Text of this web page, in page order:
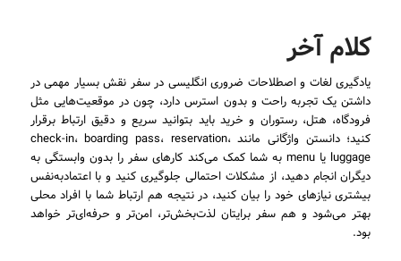
کلام آخر
یادگیری لغات و اصطلاحات ضروری انگلیسی در سفر نقش بسیار مهمی در
داشتن یک تجربه راحت و بدون استرس دارد، چون در موقعیت‌هایی مثل
فرودگاه، هتل، رستوران و خرید باید بتوانید سریع و دقیق ارتباط برقرار
کنید؛ دانستن واژگانی مانند check-in، boarding pass، reservation،
luggage یا menu به شما کمک می‌کند کارهای سفر را بدون وابستگی به
دیگران انجام دهید، از مشکلات احتمالی جلوگیری کنید و با اعتمادبه‌نفس
بیشتری نیازهای خود را بیان کنید، در نتیجه هم ارتباط شما با افراد محلی
بهتر می‌شود و هم سفر برایتان لذت‌بخش‌تر، امن‌تر و حرفه‌ای‌تر خواهد
بود.